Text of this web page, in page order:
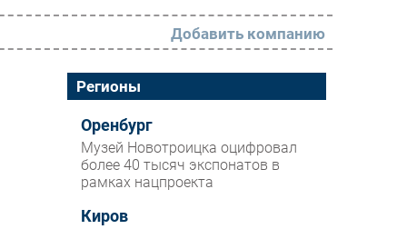
РАЗДЕЛЫ
Новости
Аналитика
Интервью
Мероприятия
Добавить компанию
Регионы
Оренбург
Музей Новотроицка оцифровал
более 40 тысяч экспонатов в
рамках нацпроекта
Киров